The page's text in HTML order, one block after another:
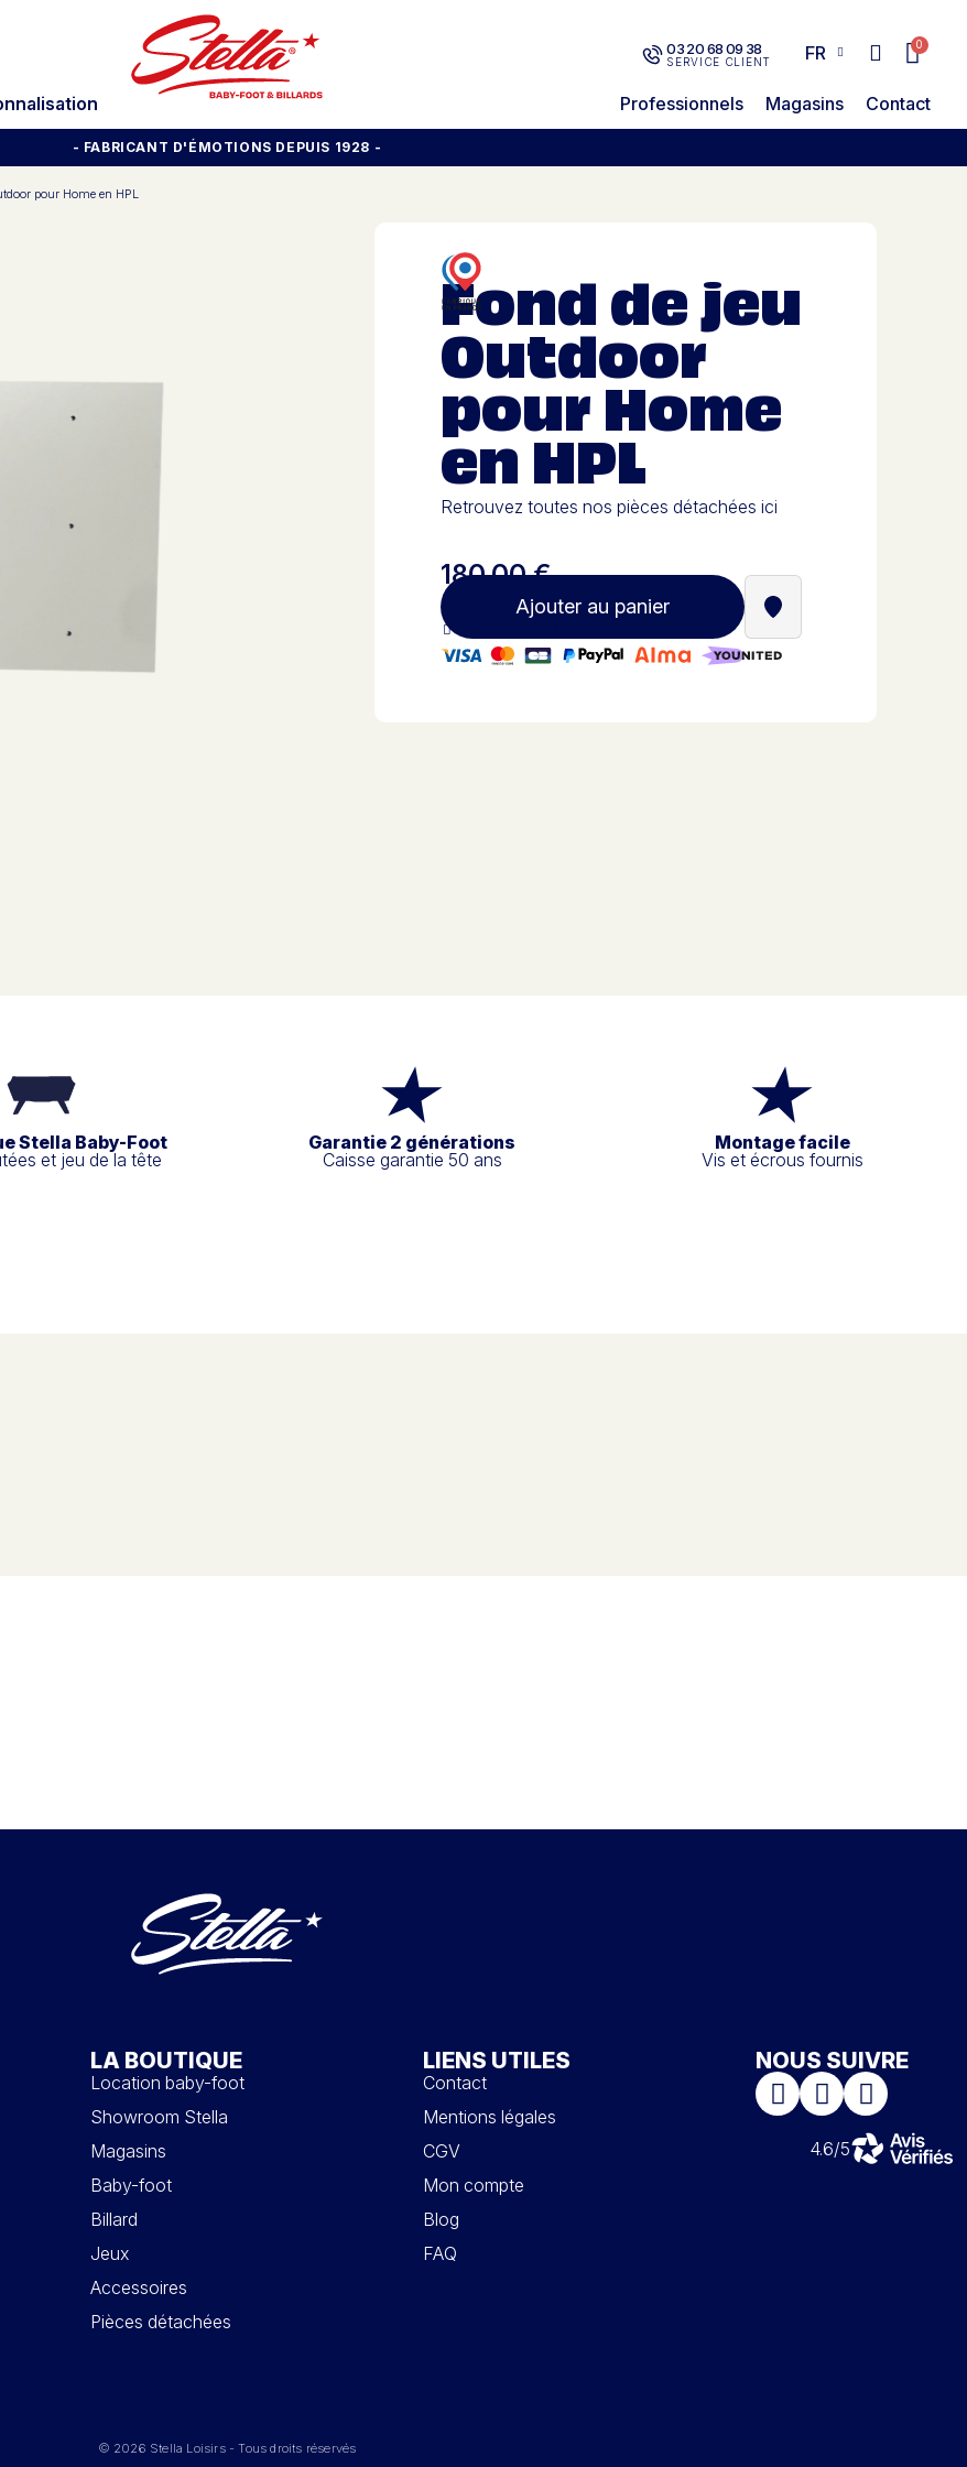
03 20 68 09 38
SERVICE CLIENT FR
Professionnels Magasins Contact
- FABRICANT D'ÉMOTIONS DEPUIS 1928 -
pour Home en HPL
Fond de jeu
Outdoor
pour Home
en HPL
Retrouvez toutes nos pièces détachées ici
180,00 €
Ajouter au panier Trouver un revendeur
Paiement 100% sécurisé
Stella Baby-Foot
et jeu de la tête
Garantie 2 générations
Caisse garantie 50 ans
Montage facile
Vis et écrous fournis
LA BOUTIQUE
Location baby-foot
Showroom Stella
Magasins
Baby-foot
Billard
Jeux
Accessoires
Pièces détachées
LIENS UTILES
Contact
Mentions légales
CGV
Mon compte
Blog
FAQ
NOUS SUIVRE
4.6/5
© 2026 Stella Loisirs - Tous droits réservés